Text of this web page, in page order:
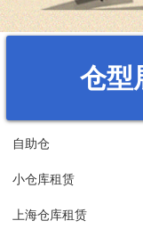
仓型
自助仓
小仓库租赁
上海仓库租赁